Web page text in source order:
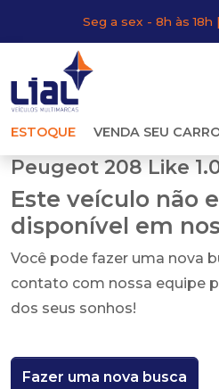
Seg a sex - 8h às 18h
ESTOQUE VENDA SEU
Peugeot 208 Like
Este veículo não
disponível em
Você pode fazer uma nova
contato com nossa equipe
dos seus sonhos!
Fazer uma nova busca